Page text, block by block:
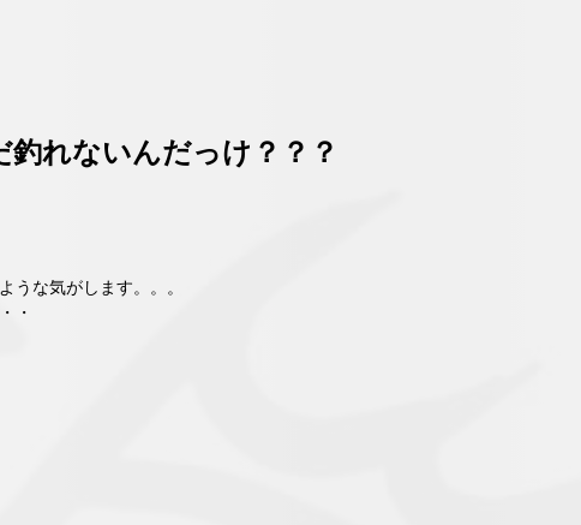
れないんだっけ？？？
うな気がします。。。
・